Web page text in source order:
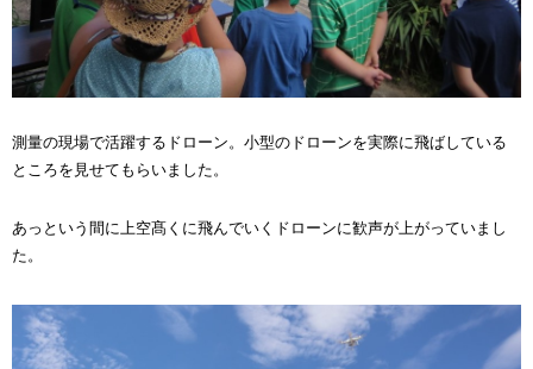
測量の現場で活躍するドローン。小型のドローンを実際に飛ばしている
ところを見せてもらいました。
あっという間に上空髙くに飛んでいくドローンに歓声が上がっていまし
た。